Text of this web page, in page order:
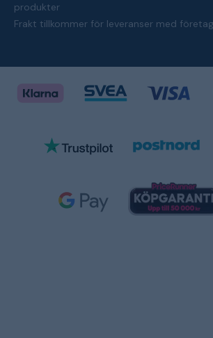
produkter
Frakt tillkommer för leveranser med